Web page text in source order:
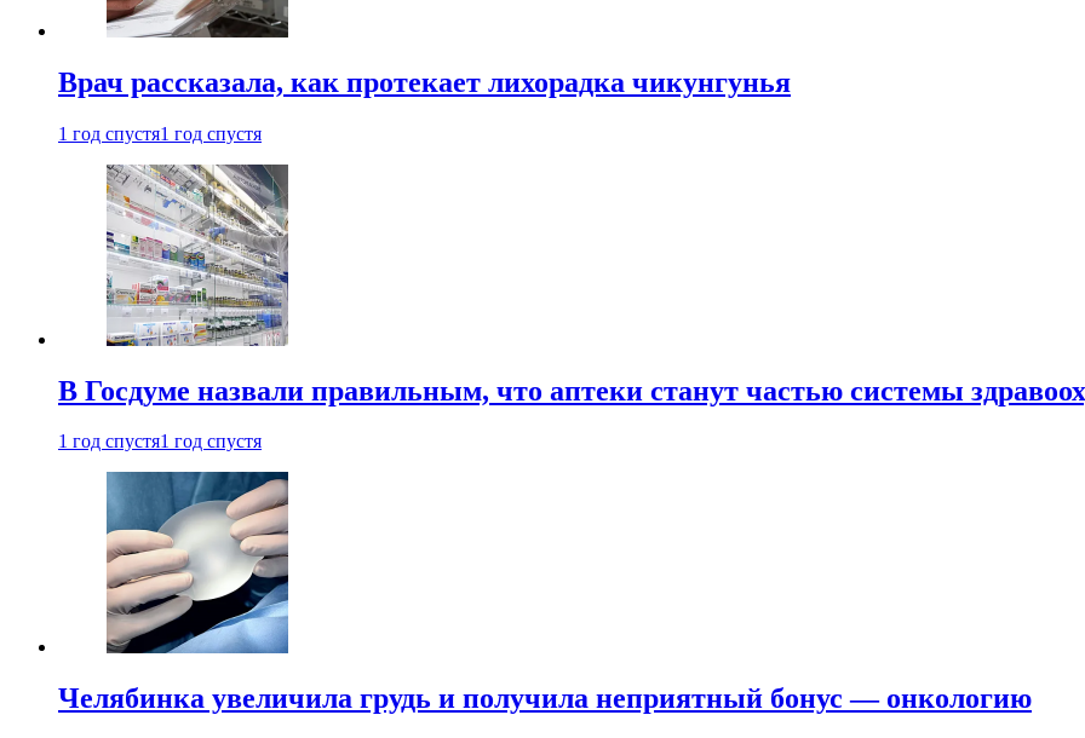
Врач рассказала, как протекает лихорадка чикунгунья
1 год спустя1 год спустя
В Госдуме назвали правильным, что аптеки станут частью системы
1 год спустя1 год спустя
Челябинка увеличила грудь и получила неприятный бонус — онкологию